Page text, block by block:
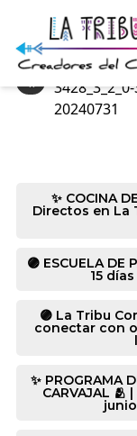
«
20240731
✨ COCINA
Directos en La
🟣 ESCUELA
15
🟣 La Tribu
conectar con
✨ PROGRAMA
CARVAJAL
junio